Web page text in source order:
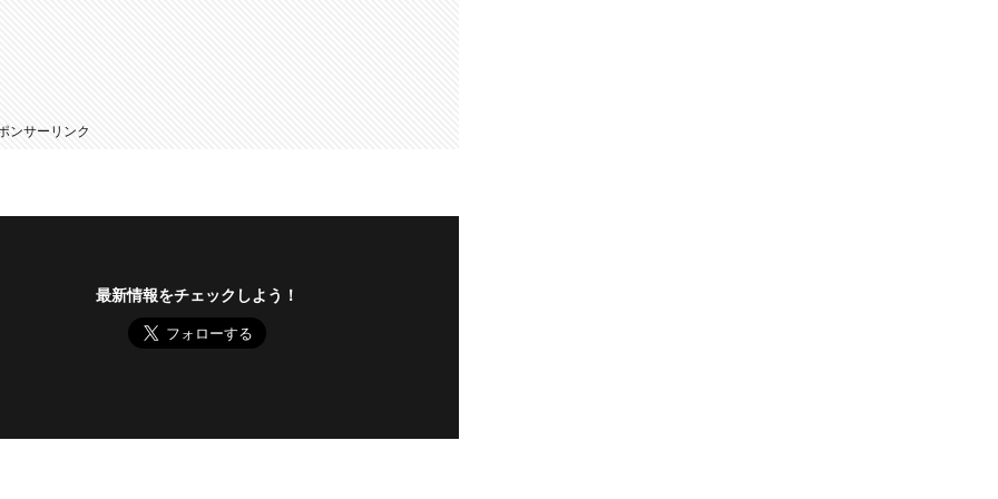
ンサーリンク
最新情報をチェックしよう！